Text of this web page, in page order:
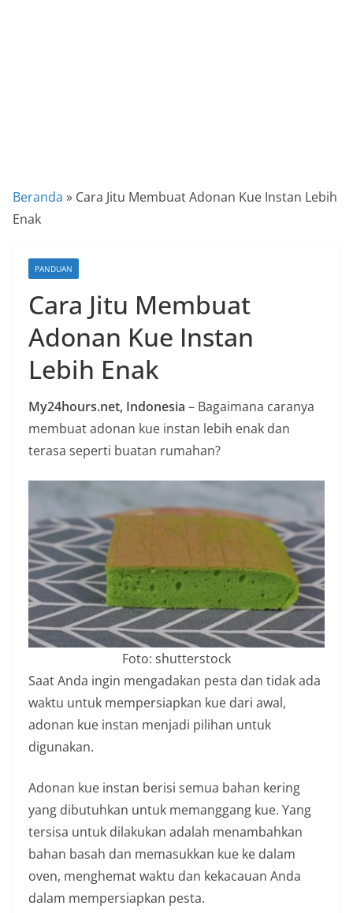
e
k
n
a
n
T
p
o
a
x
Beranda » Cara Jitu Membuat Adonan Kue Instan Lebih
Enak
PANDUAN
Cara Jitu Membuat
Adonan Kue Instan
Lebih Enak
My24hours.net, Indonesia – Bagaimana caranya
membuat adonan kue instan lebih enak dan
terasa seperti buatan rumahan?
Foto: shutterstock
Saat Anda ingin mengadakan pesta dan tidak ada
waktu untuk mempersiapkan kue dari awal,
adonan kue instan menjadi pilihan untuk
digunakan.
Adonan kue instan berisi semua bahan kering
yang dibutuhkan untuk memanggang kue. Yang
tersisa untuk dilakukan adalah menambahkan
bahan basah dan memasukkan kue ke dalam
oven, menghemat waktu dan kekacauan Anda
dalam mempersiapkan pesta.